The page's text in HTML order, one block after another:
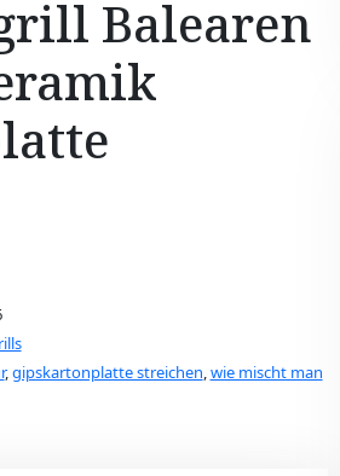
Balearen
,gipskartonplatte streichen,wie mischt man